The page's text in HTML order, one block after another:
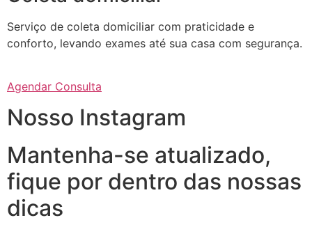
Serviço de coleta domiciliar com praticidade e
conforto, levando exames até sua casa com segurança.
Agendar Consulta
Nosso Instagram
Mantenha-se atualizado,
fique por dentro das nossas
dicas